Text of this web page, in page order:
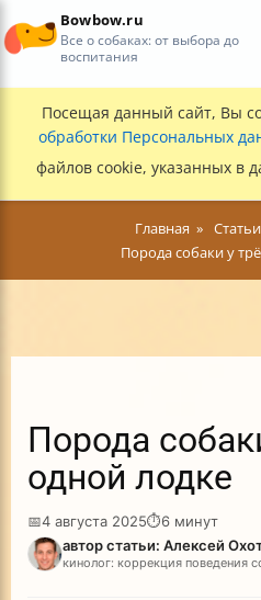
Bowbow.ru
Все о собаках: от выбора до
воспитания
Посещая данный сайт, Вы
обработки Персональных
файлов cookie, указанных в
Главная Статьи
Порода собаки у
Порода
одной лодке
📅4 августа 2025⏱6 минут
автор статьи: Алексей
кинолог: коррекция поведения